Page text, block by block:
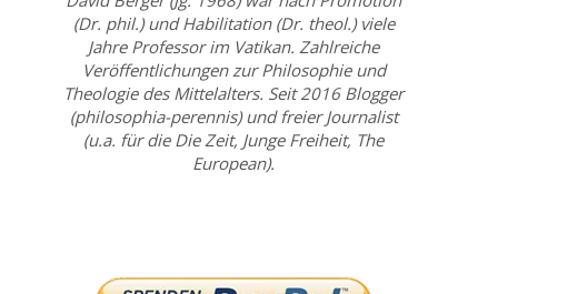
(Dr. phil.) und Habilitation (Dr. theol.) viele
Jahre Professor im Vatikan. Zahlreiche
Veröffentlichungen zur Philosophie und
Theologie des Mittelalters. Seit 2016 Blogger
(philosophia-perennis) und freier Journalist
(u.a. für die Die Zeit, Junge Freiheit, The
European).